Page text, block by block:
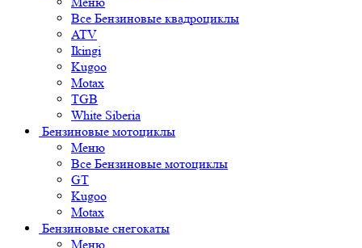
Все Бензиновые квадроциклы
ATV
Ikingi
Kugoo
Motax
TGB
White Siberia
Бензиновые мотоциклы
Меню
Все Бензиновые мотоциклы
GT
Kugoo
Motax
Бензиновые снегокаты
Меню